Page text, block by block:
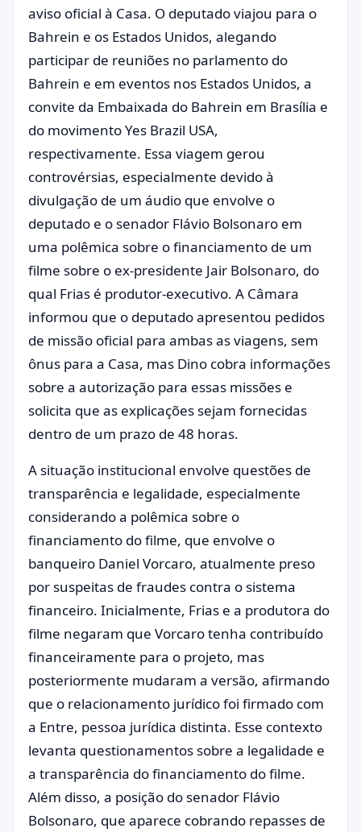
aviso oficial à Casa. O deputado viajou para o
Bahrein e os Estados Unidos, alegando
participar de reuniões no parlamento do
Bahrein e em eventos nos Estados Unidos, a
convite da Embaixada do Bahrein em Brasília e
do movimento Yes Brazil USA,
respectivamente. Essa viagem gerou
controvérsias, especialmente devido à
divulgação de um áudio que envolve o
deputado e o senador Flávio Bolsonaro em
uma polêmica sobre o financiamento de um
filme sobre o ex-presidente Jair Bolsonaro, do
qual Frias é produtor-executivo. A Câmara
informou que o deputado apresentou pedidos
de missão oficial para ambas as viagens, sem
ônus para a Casa, mas Dino cobra informações
sobre a autorização para essas missões e
solicita que as explicações sejam fornecidas
dentro de um prazo de 48 horas.
A situação institucional envolve questões de
transparência e legalidade, especialmente
considerando a polêmica sobre o
financiamento do filme, que envolve o
banqueiro Daniel Vorcaro, atualmente preso
por suspeitas de fraudes contra o sistema
financeiro. Inicialmente, Frias e a produtora do
filme negaram que Vorcaro tenha contribuído
financeiramente para o projeto, mas
posteriormente mudaram a versão, afirmando
que o relacionamento jurídico foi firmado com
a Entre, pessoa jurídica distinta. Esse contexto
levanta questionamentos sobre a legalidade e
a transparência do financiamento do filme.
Além disso, a posição do senador Flávio
Bolsonaro, que aparece cobrando repasses de